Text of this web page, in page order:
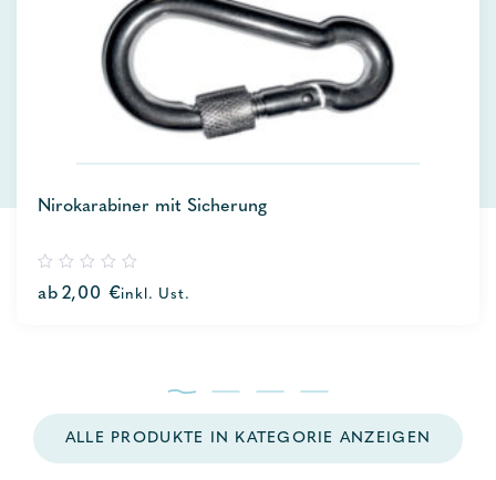
Nirokarabiner mit Sicherung
out
ab 2,00 €inkl. Ust.
ALLE PRODUKTE IN KATEGORIE ANZEIGEN